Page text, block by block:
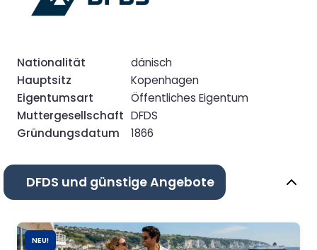
Nationalität
dänisch
Hauptsitz
Kopenhagen
Eigentumsart
Öffentliches Eigentum
Muttergesellschaft DFDS
Gründungsdatum
1866
DFDS und günstige Angebote
NEU!